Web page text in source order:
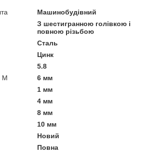
Машинобудівний
З шестигранною голівкою і
повною різьбою
Сталь
Цинк
5.8
М
6 мм
1 мм
4 мм
8 мм
10 мм
Новий
Повна